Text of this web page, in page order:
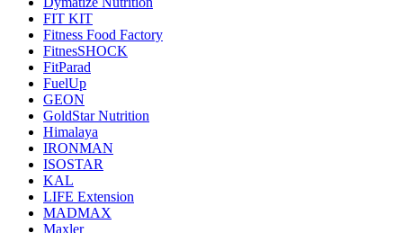
FIT KIT
Fitness Food Factory
FitnesSHOCK
FitParad
FuelUp
GEON
GoldStar Nutrition
Himalaya
IRONMAN
ISOSTAR
KAL
LIFE Extension
MADMAX
Maxler